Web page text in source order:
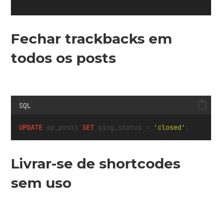
Fechar trackbacks em
todos os posts
SQL
UPDATE wp_posts SET ping_status = 'closed' ;
Livrar-se de shortcodes
sem uso